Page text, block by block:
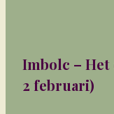
Imbolc –
2 februari)